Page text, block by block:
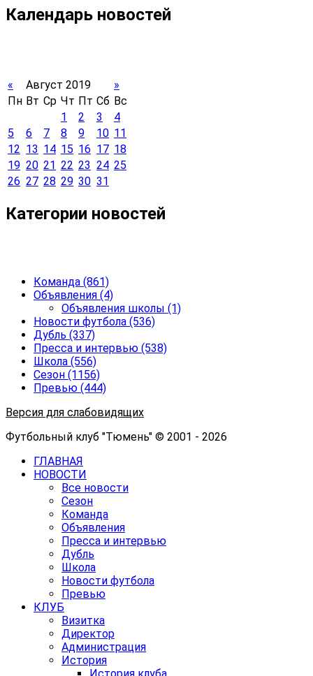
Календарь новостей
« Август 2019
»
Пн Вт Ср Чт Пт Сб Вс
1
2 3
4
5
6 7 8 9 10 11
12 13 14 15 16 17 18
19 20 21 22 23 24 25
26 27 28 29 30 31
Категории новостей
Команда (861)
Объявления (4)
Объявления школы (1)
Новости футбола (536)
Дубль (337)
Пресса и интервью (538)
Школа (556)
Сезон (1156)
Превью (444)
Версия для слабовидящих
Футбольный клуб "Тюмень" © 2001 - 2026
ГЛАВНАЯ
НОВОСТИ
Все новости
Сезон
Команда
Объявления
Пресса и интервью
Дубль
Школа
Новости футбола
Превью
КЛУБ
Визитка
Директор
Администрация
История
История клуба